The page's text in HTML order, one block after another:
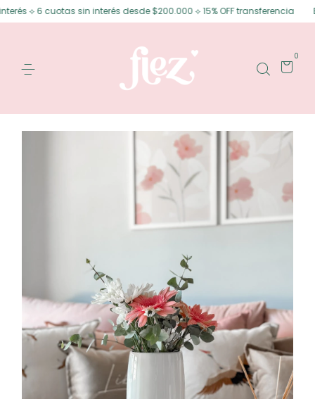
⟡ 6 cuotas sin interés desde $200.000 ⟡ 15% OFF transferencia
0